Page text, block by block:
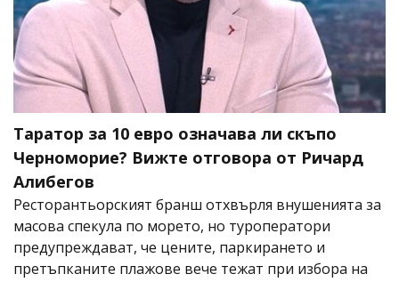
Таратор за 10 евро означава ли скъпо
Черноморие? Вижте отговора от Ричард
Алибегов
Ресторантьорският бранш отхвърля внушенията за
масова спекула по морето, но туроператори
предупреждават, че цените, паркирането и
претъпканите плажове вече тежат при избора на